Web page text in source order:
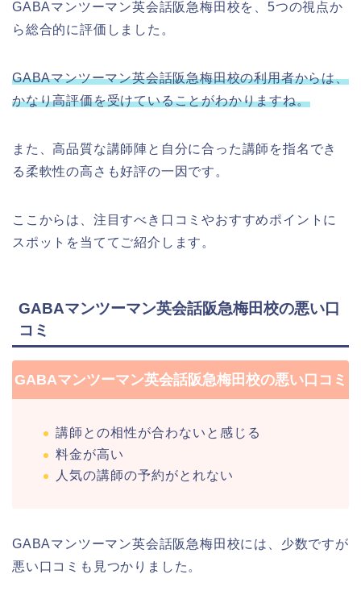
GABAマンツーマン英会話阪急梅田校を、5つの視点か
ら総合的に評価しました。
GABAマンツーマン英会話阪急梅田校の利用者からは、
かなり高評価を受けていることがわかりますね。
また、高品質な講師陣と自分に合った講師を指名でき
る柔軟性の高さも好評の一因です。
ここからは、注目すべき口コミやおすすめポイントに
スポットを当ててご紹介します。
GABAマンツーマン英会話阪急梅田校の悪い口
コミ
GABAマンツーマン英会話阪急梅田校の悪い口コミ
講師との相性が合わないと感じる
料金が高い
人気の講師の予約がとれない
GABAマンツーマン英会話阪急梅田校には、少数ですが
悪い口コミも見つかりました。